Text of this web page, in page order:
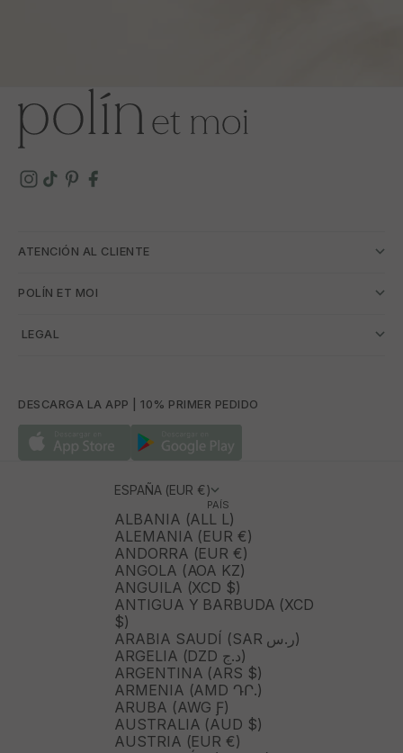
ATENCIÓN AL CLIENTE
POLÍN ET MOI
­ LEGAL
DESCARGA LA APP | 10% PRIMER PEDIDO
ESPAÑA (EUR €)
PAÍS
ALBANIA (ALL L)
ALEMANIA (EUR €)
ANDORRA (EUR €)
ANGOLA (AOA KZ)
ANGUILA (XCD $)
ANTIGUA Y BARBUDA (XCD
$)
ARABIA SAUDÍ (SAR ر.س)
ARGELIA (DZD د.ج)
ARGENTINA (ARS $)
ARMENIA (AMD ԴՐ.)
ARUBA (AWG Ƒ)
AUSTRALIA (AUD $)
AUSTRIA (EUR €)